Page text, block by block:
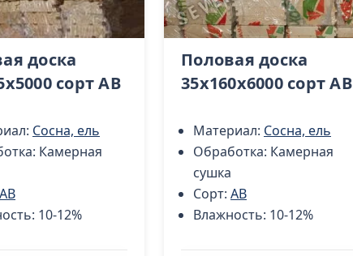
доска
сорт AB
Сосна, ель
Камерная
AB
10-12%
Половая доска
35х160х6000 сорт AB
Материал: Сосна, ель
Обработка: Камерная
сушка
Сорт: AB
Влажность: 10-12%